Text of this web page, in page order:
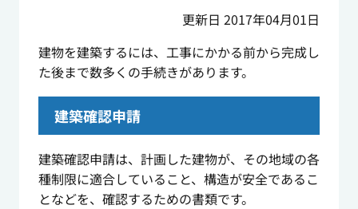
更新日 2017年04月01日
建物を建築するには、工事にかかる前から完成し
た後まで数多くの手続きがあります。
建築確認申請
建築確認申請は、計画した建物が、その地域の各
種制限に適合していること、構造が安全であるこ
となどを、確認するための書類です。